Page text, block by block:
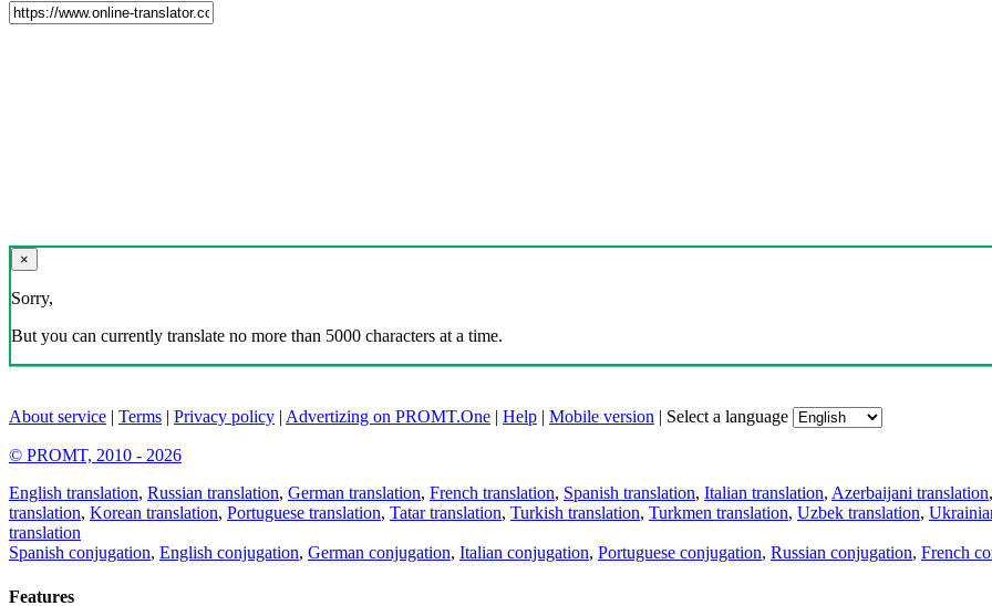
×
Sorry,
But you can currently translate no more than 5000 characters at a time.
About service | Terms | Privacy policy | Advertizing on PROMT.One | Help | Mobile version | Select a language
© PROMT, 2010 - 2026
English translation, Russian translation, German translation, French translation, Spanish translation, Italian translation, Azerbaijani translation,
translation, Korean translation, Portuguese translation, Tatar translation, Turkish translation, Turkmen translation, Uzbek translation,
translation
Spanish conjugation, English conjugation, German conjugation, Italian conjugation, Portuguese conjugation, Russian conjugation, French
Features